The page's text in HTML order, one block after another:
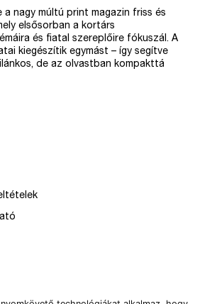
a nagy múltú print magazin friss és
elsősorban a kortárs
és fiatal szereplőire fókuszál. A
kiegészítik egymást – így segítve
de az olvastban kompakttá